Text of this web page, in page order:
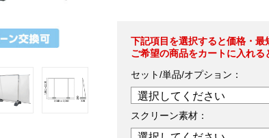
下記項目を選択すると価格・最
ご希望の商品をカートに入れる
セット/単品/オプション：
スクリーン素材：